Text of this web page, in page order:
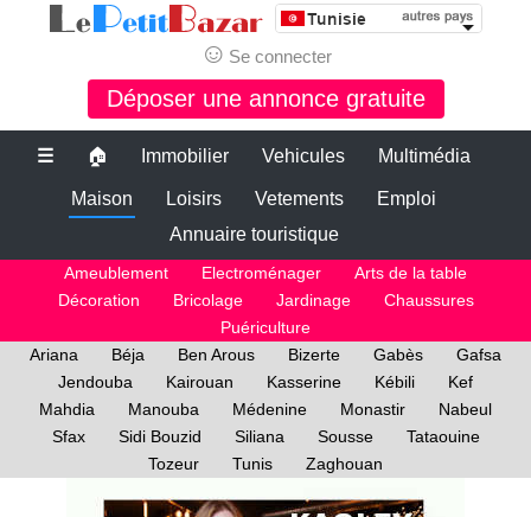
☺ Se connecter
Déposer une annonce gratuite
☰ 🏠 Immobilier Vehicules Multimédia
Maison Loisirs Vetements
Emploi
Annuaire touristique
Ameublement Electroménager
Arts de la table
Décoration
Bricolage Jardinage
Chaussures
Puériculture
Ariana
Béja Ben Arous Bizerte Gabès
Gafsa
Jendouba
Kairouan Kasserine Kébili
Kef
Mahdia
Manouba Médenine Monastir
Nabeul
Sfax
Sidi Bouzid Siliana Sousse
Tataouine
Tozeur
Tunis Zaghouan